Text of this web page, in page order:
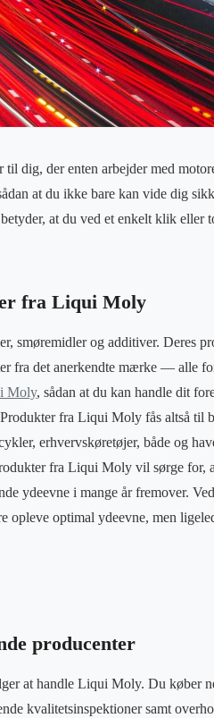
dig, der enten arbejder med
at du ikke bare kan vide dig
at du ved et enkelt klik eller
fra Liqui Moly
smøremidler og additiver. Deres
fra det anerkendte mærke — alle
Moly, sådan at du kan handle dit
fra Liqui Moly fås altså til
erhvervskøretøjer, både og
fra Liqui Moly vil sørge for,
ydeevne i mange år fremover.
optimal ydeevne, men
producenter
at handle Liqui Moly. Du køber
kvalitetsinspektioner samt